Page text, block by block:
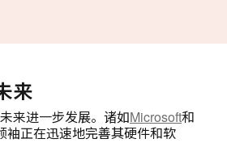
来
来进一步发展。诸如Microsoft和
袖正在迅速地完善其硬件和软